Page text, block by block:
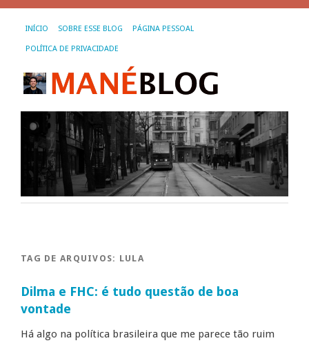
INÍCIO SOBRE ESSE BLOG PÁGINA PESSOAL
POLÍTICA DE PRIVACIDADE
TAG DE ARQUIVOS: LULA
Dilma e FHC: é tudo questão de boa
vontade
Há algo na política brasileira que me parece tão ruim